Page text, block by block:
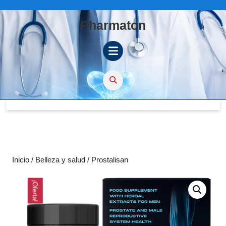
to
content
Pharmaton
Button
Inicio / Belleza y salud / Prostalisan
¡Oferta!